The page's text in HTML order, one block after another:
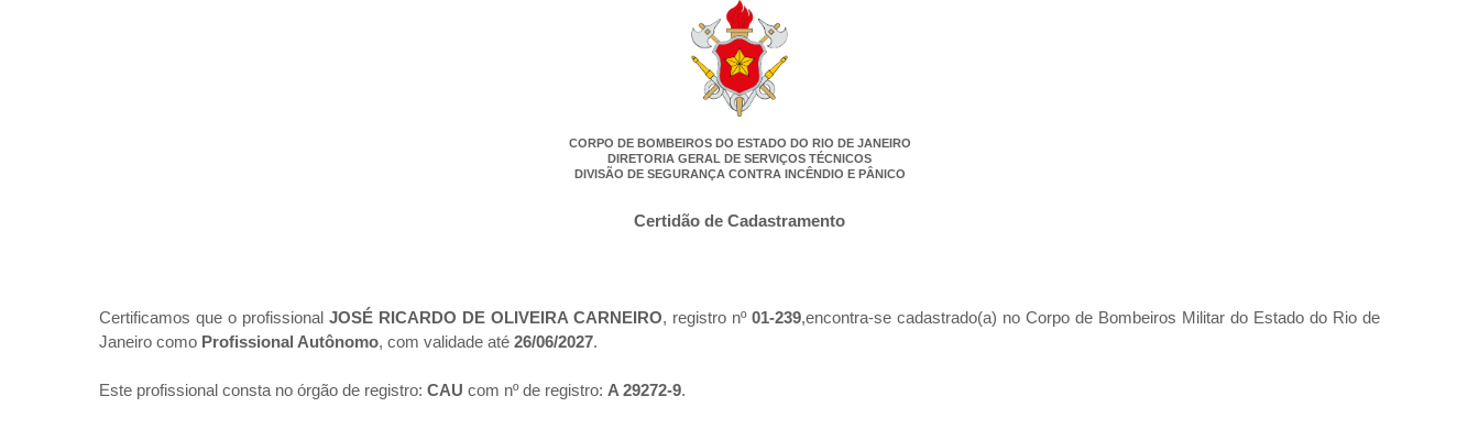
CORPO DE BOMBEIROS DO ESTADO DO RIO DE JANEIRO
DIRETORIA GERAL DE SERVIÇOS TÉCNICOS
DIVISÃO DE SEGURANÇA CONTRA INCÊNDIO E PÂNICO
Certidão de Cadastramento
Certificamos que o profissional JOSÉ RICARDO DE OLIVEIRA CARNEIRO, registro nº 01-239,encontra-se cadastrado(a) no Corpo de Bombeiros Militar do Estado do Rio de
Janeiro como Profissional Autônomo, com validade até 26/06/2027.
Este profissional consta no órgão de registro: CAU com nº de registro: A 29272-9.